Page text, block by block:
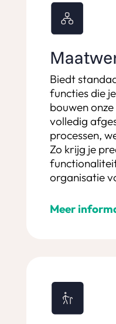
Biedt
functies die
bouwen
volledig
processen,
Zo krijg je
organisatie
Meer